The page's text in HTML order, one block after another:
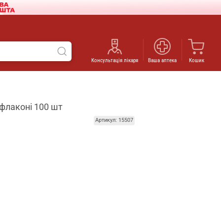
Консультація лікаря Ваша аптека Кошик
100 шт
Артикул: 15507